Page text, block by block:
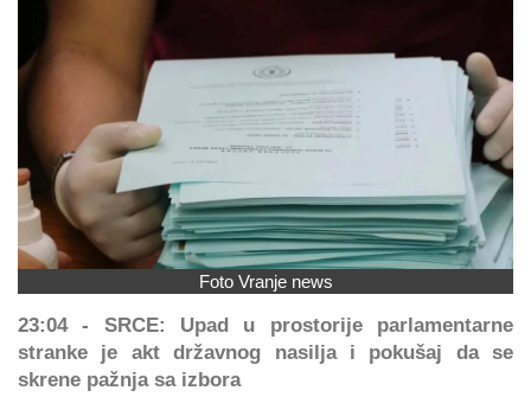
Foto Vranje news
23:04 - SRCE: Upad u prostorije parlamentarne
stranke je akt državnog nasilja i pokušaj da se
skrene pažnja sa izbora